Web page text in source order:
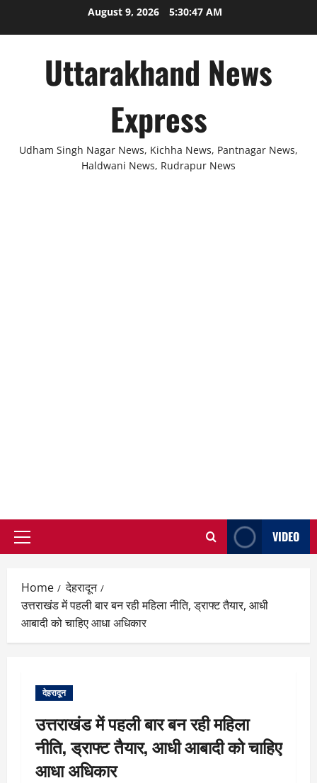
August 9, 2026 5:30:47 AM
Uttarakhand News
Express
Udham Singh Nagar News, Kichha News, Pantnagar News,
Haldwani News, Rudrapur News
Primary
VIDEO
Home
देहरादून
उत्तराखंड में पहली बार बन रही महिला नीति, ड्राफ्ट तैयार, आधी
आबादी को चाहिए आधा अधिकार
देहरादून
उत्तराखंड में पहली बार बन रही महिला
नीति, ड्राफ्ट तैयार, आधी आबादी को चाहिए
आधा अधिकार